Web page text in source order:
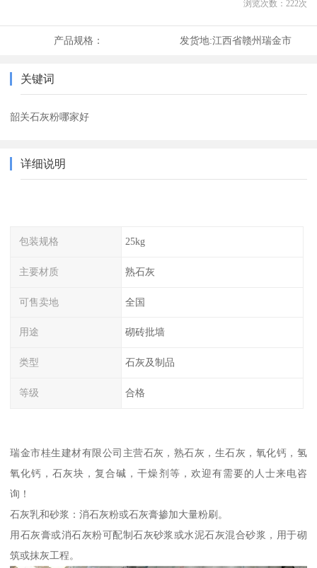
浏览次数： 222次
产品规格： 发货地:江西省赣州瑞金市
关键词
韶关石灰粉哪家好
详细说明
包装规格 25kg
主要材质 熟石灰
可售卖地 全国
用途 砌砖批墙
类型 石灰及制品
等级 合格
瑞金市桂生建材有限公司主营石灰，熟石灰，生石灰，氧化钙，氢
氧化钙，石灰块，复合碱，干燥剂等，欢迎有需要的人士来电咨
询！
石灰乳和砂浆：消石灰粉或石灰膏掺加大量粉刷。
用石灰膏或消石灰粉可配制石灰砂浆或水泥石灰混合砂浆，用于砌
筑或抹灰工程。